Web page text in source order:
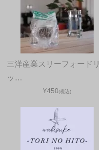
三洋産業スリーフォードリ
ッ…
¥450(税込)